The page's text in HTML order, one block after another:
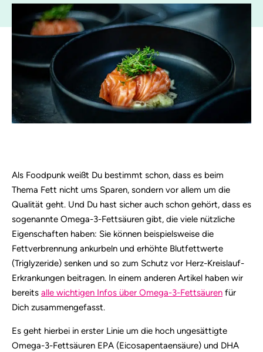
Als Foodpunk weißt Du bestimmt schon, dass es beim
Thema Fett nicht ums Sparen, sondern vor allem um die
Qualität geht. Und Du hast sicher auch schon gehört, dass es
sogenannte Omega-3-Fettsäuren gibt, die viele nützliche
Eigenschaften haben: Sie können beispielsweise die
Fettverbrennung ankurbeln und erhöhte Blutfettwerte
(Triglyzeride) senken und so zum Schutz vor Herz-Kreislauf-
Erkrankungen beitragen. In einem anderen Artikel haben wir
bereits alle wichtigen Infos über Omega-3-Fettsäuren für
Dich zusammengefasst.
Es geht hierbei in erster Linie um die hoch ungesättigte
Omega-3-Fettsäuren EPA (Eicosapentaensäure) und DHA